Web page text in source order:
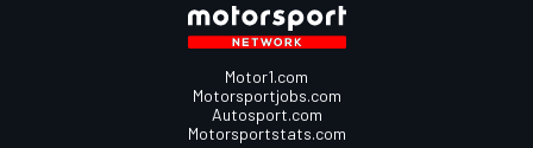
Motor1.com
Motorsportjobs.com
Autosport.com
Motorsportstats.com